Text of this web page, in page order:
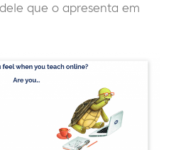
que o apresenta em